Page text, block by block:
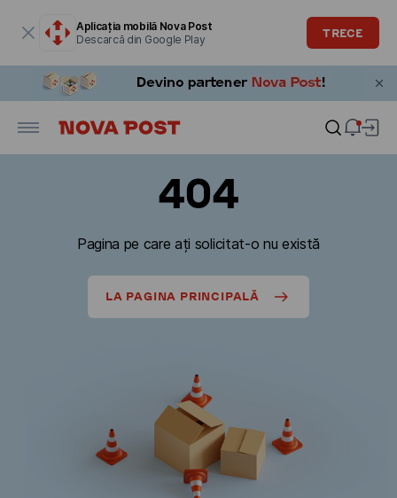
Aplicația mobilă Nova Post
Descarcă din Google Play
TRECE
404
Pagina pe care ați solicitat-o nu există
LA PAGINA PRINCIPALĂ